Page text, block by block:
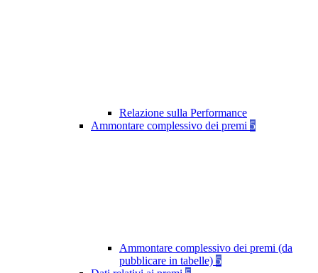
Relazione sulla Performance
Ammontare complessivo dei premi 5
Ammontare complessivo dei premi (da
pubblicare in tabelle) 5